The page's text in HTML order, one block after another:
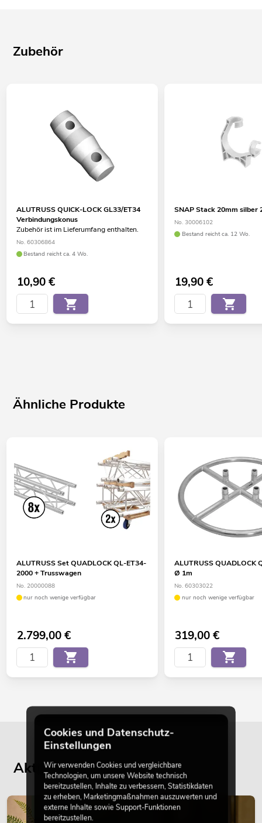
Zubehör
ALUTRUSS QUICK-LOCK GL33/ET34
Verbindungskonus
Zubehör ist im Lieferumfang enthalten.
No. 60306864
Bestand reicht ca. 4 Wo.
10,90€
SNAP Stack 20mm silber
No. 30006102
Bestand reicht ca. 12 Wo.
19,90€
Ähnliche Produkte
ALUTRUSS Set QUADLOCK QL-ET34-
2000 + Trusswagen
No. 20000088
nur noch wenige verfügbar
2.799,00€
ALUTRUSS QUADLOCK
Ø 1m
No. 60303022
nur noch wenige verfügbar
319,00€
Aktuelle Blogbeiträge
DEKORATION
Cookies und Datenschutz-
Einstellungen
Wir verwenden Cookies und vergleichbare
Technologien, um unsere Website technisch
bereitzustellen, Inhalte zu verbessern, Statistikdaten
zu erheben, Marketingmaßnahmen auszuwerten und
externe Inhalte sowie Support-Funktionen
bereitzustellen.